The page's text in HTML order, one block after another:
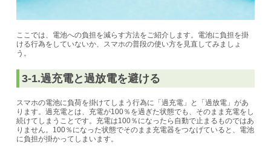
ここでは、電池への負担を減らす方法をご紹介します。電池に負担を掛
ける行為をしていないか、スマホの普段の使い方を見直してみましょ
う。
3-1.過充電と過放電を避ける
スマホの電池に負荷を掛けてしまう行為に「過充電」と「過放電」があ
ります。過充電とは、 充電が100％を過ぎた状態でも、そのまま充電をし
続けてしまう ことです。充電は100％になったら自動で止まるものではあ
りません。100％になった状態でそのまま充電器をつなげていると、電池
に負担が掛かってしまいます。